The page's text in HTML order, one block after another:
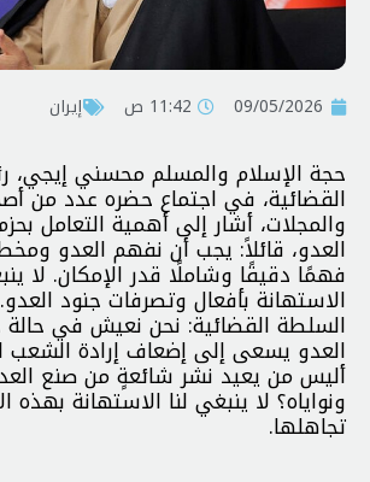
09/05/2026 11:42 ص إيران
حجة الإسلام والمسلم محسني إيجي،
القضائية، في اجتماع حضره عدد من
والمجلات، أشار إلى أهمية التعامل
العدو، قائلاً: يجب أن نفهم العدو
فهمًا دقيقًا وشاملًا قدر الإمكان. لا
الاستهانة بأفعال وتصرفات جنود
السلطة القضائية: نحن نعيش في
العدو يسعى إلى إضعاف إرادة الشعب
أليس من يعيد نشر شائعةٍ من صنع
ونواياه؟ لا ينبغي لنا الاستهانة بهذه
تجاهلها.